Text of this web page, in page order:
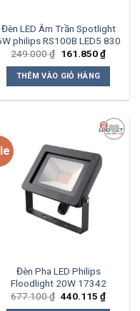
₫.
Đèn LED Âm Trần Spotlight
philips RS100B LED5 830
249.000₫ Giá
là:
249.000 ₫.
161.850₫Giá
hiện
THÊM VÀO GIỎ HÀNG
Add to
wishlist
Đèn Pha LED Philips
Floodlight 20W 17342
677.100₫ Giá
440.115 ₫Giá
hiện